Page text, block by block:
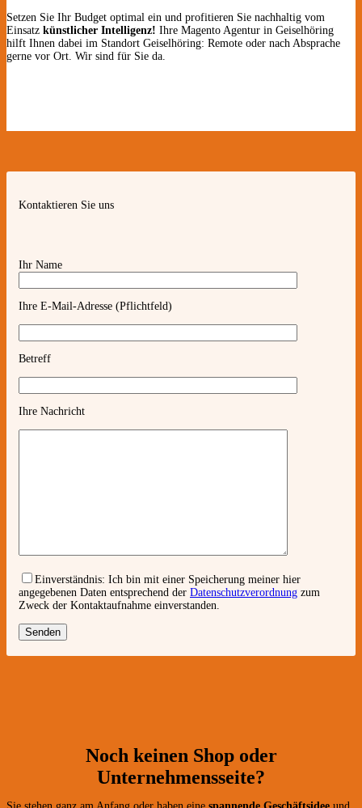
Setzen Sie Ihr Budget optimal ein und profitieren Sie nachhaltig vom
Einsatz künstlicher Intelligenz! Ihre Magento Agentur in Geiselhöring
hilft Ihnen dabei im Standort Geiselhöring: Remote oder nach Absprache
gerne vor Ort. Wir sind für Sie da.
Kontaktieren Sie uns
Ihr Name
Ihre E-Mail-Adresse (Pflichtfeld)
Betreff
Ihre Nachricht
Einverständnis: Ich bin mit einer Speicherung meiner hier
angegebenen Daten entsprechend der Datenschutzverordnung zum
Zweck der Kontaktaufnahme einverstanden.
Noch keinen Shop oder
Unternehmensseite?